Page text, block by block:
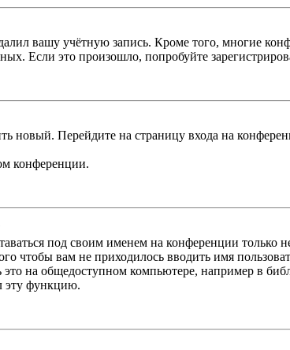
вашу учётную запись. Кроме того, многие
Если это произошло, попробуйте
новый. Перейдите на страницу входа на
конференции.
под своим именем на конференции только
чтобы вам не приходилось вводить имя
на общедоступном компьютере, например в
эту функцию.